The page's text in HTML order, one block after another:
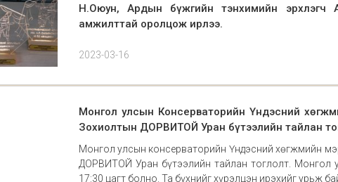
Н.Оюун, Ардын бүжгийн тэнхимийн эрхлэгч
амжилттай оролцож ирлээ.
https://youtu.be/t_-vJyo5RAk 2023.03.10-с
хотноо зохион байгуулагдсан Л.Сахьянова,
бү
2023-03-16
Монгол улсын Консерваторийн Үндэсний
Зохиолтын ДОРВИТОЙ Уран бүтээлийн тайлан
Монгол улсын консерваторийн Үндэсний хөгжмийн
ДОРВИТОЙ Уран бүтээлийн тайлан тоглолт. Монгол
17:30 цагт болно. Та бүхнийг хүрэлцэн ирэхийг урьж